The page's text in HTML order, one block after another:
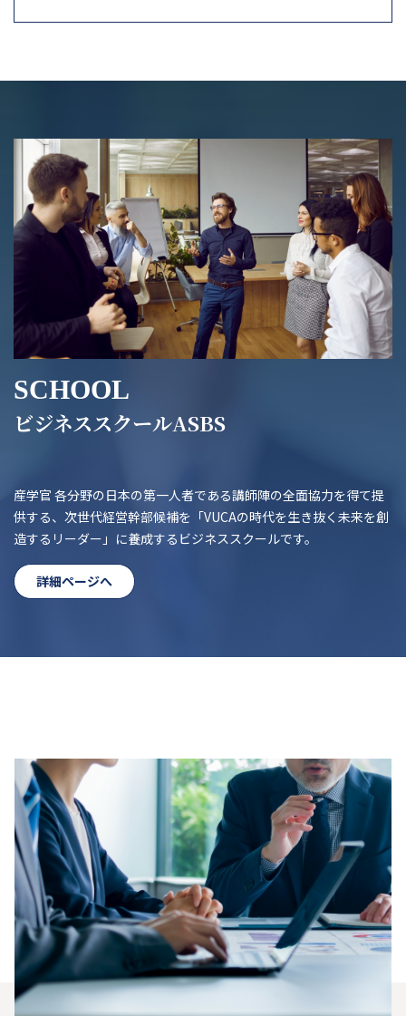
SCHOOL
ビジネススクールASBS
産学官 各分野の日本の第一人者である講師陣の全面協力を得て提
供する、次世代経営幹部候補を「VUCAの時代を生き抜く未来を創
造するリーダー」に養成するビジネススクールです。
詳細ページへ